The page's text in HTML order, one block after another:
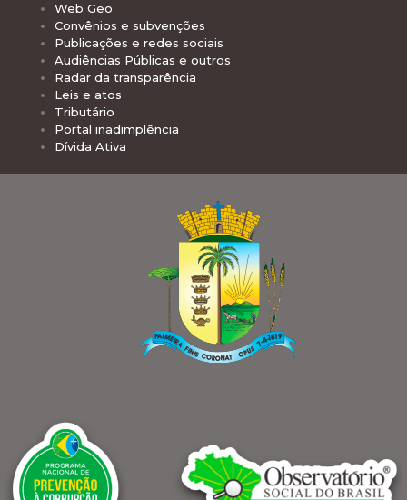
Web Geo
Convênios e subvenções
Publicações e redes sociais
Audiências Públicas e outros
Radar da transparência
Leis e atos
Tributário
Portal inadimplência
Dívida Ativa